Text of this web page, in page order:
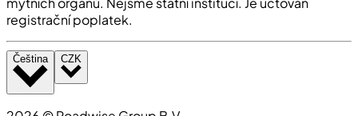
registrační poplatek.
Čeština CZK